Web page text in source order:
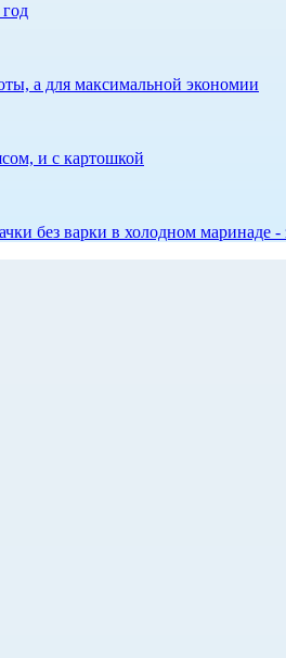
а для максимальной экономии
и с картошкой
без варки в холодном маринаде